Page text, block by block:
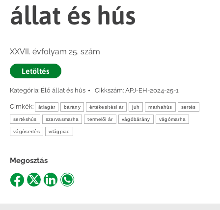
állat és hús
XXVII. évfolyam 25. szám
Letöltés
Kategória: Élő állat és hús Cikkszám: APJ-EH-2024-25-1
Címkék: átlagár bárány értékesítési ár juh marhahús sertés
sertéshús szarvasmarha termelői ár vágóbárány vágómarha
vágósertés világpiac
Megosztás
ShareShareShareShare